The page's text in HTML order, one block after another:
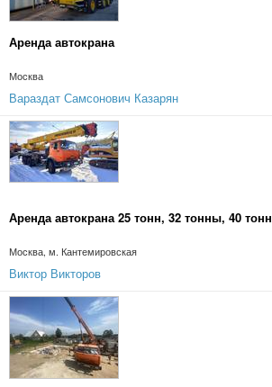
Аренда автокрана
Москва
Вараздат Самсонович Казарян
Аренда автокрана 25 тонн, 32 тонны, 40 тонн
Москва, м. Кантемировская
Виктор Викторов